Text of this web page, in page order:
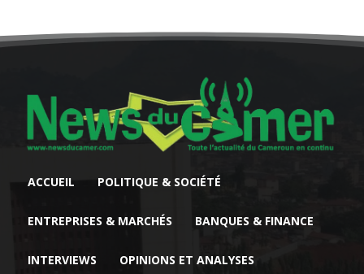
ACCUEIL POLITIQUE & SOCIÉTÉ
ENTREPRISES & MARCHÉS BANQUES & FINANCE
INTERVIEWS OPINIONS ET ANALYSES